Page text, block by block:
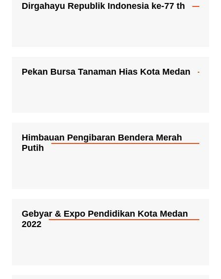
Dirgahayu Republik Indonesia ke-77 th
Pekan Bursa Tanaman Hias Kota Medan
Himbauan Pengibaran Bendera Merah
Putih
Gebyar & Expo Pendidikan Kota Medan
2022